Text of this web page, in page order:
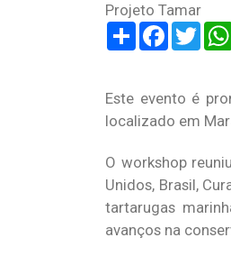
Projeto Tamar
Share
Este evento é
localizado em
O workshop
Unidos, Brasil,
tartarugas
avanços na